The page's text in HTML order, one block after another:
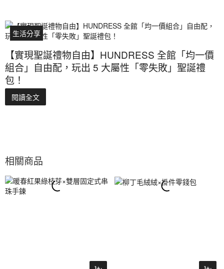
生活分享
【實現聖誕禮物自由】HUNDRESS 全館「均一價
組合」自由配，玩出 5 大屬性「零失敗」聖誕禮
包！
閱讀全文
相關商品